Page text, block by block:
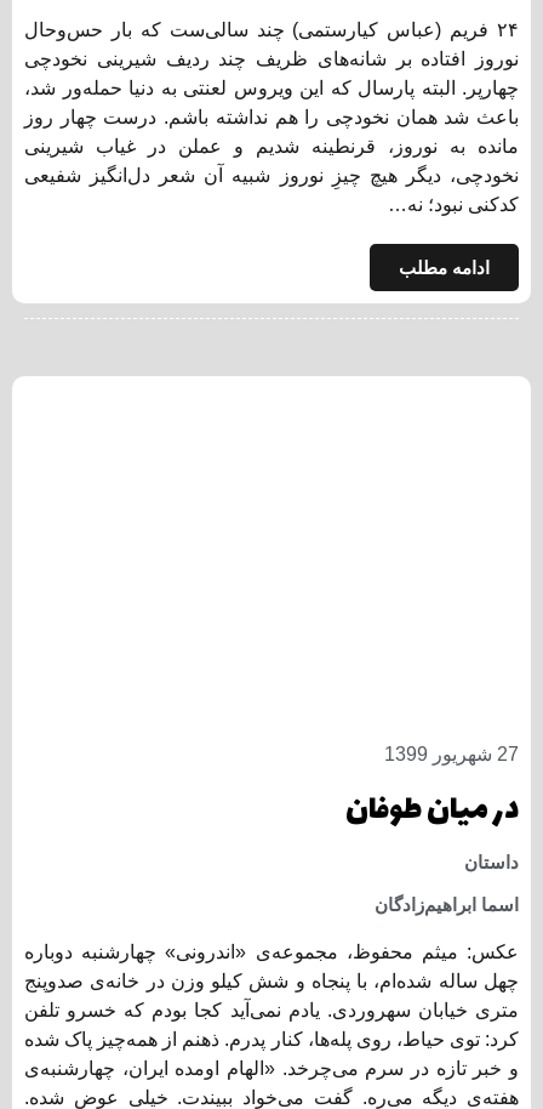
۲۴ فریم (عباس کیارستمی) چند سالی‌ست که بار حس‌و‌حال
نوروز افتاده بر شانه‌های ظریف چند ردیف شیرینی نخودچی‌
چهار‌پر. البته پارسال که این ویروس لعنتی به دنیا حمله‌ور شد،
باعث شد همان نخودچی را هم نداشته باشم. درست چهار روز
مانده به نوروز، قرنطینه شدیم و عملن در غیاب شیرینی
نخودچی، دیگر هیچ چیزِ نوروز شبیه آن شعر دل‌انگیز شفیعی
کدکنی نبود؛ نه…
ادامه مطلب
27 شهریور 1399
در میان طوفان
داستان
اسما ابراهیم‌زادگان
عکس: میثم محفوظ، مجموعه‌ی «اندرونی» چهارشنبه دوباره
چهل ساله شده‌ام، با پنجاه و شش کیلو وزن در خانه‌ی صدوپنج
متری خیابان سهروردی. یادم نمی‌‌آید کجا بودم که خسرو تلفن
کرد: توی حیاط، روی پله‌ها، کنار پدرم. ذهنم از همه‌چیز پاک شده
و خبر تازه در سرم می‌چرخد. «الهام اومده ایران، چهارشنبه‌ی
هفته‌ی دیگه می‌ره. گفت می‌خواد ببیندت. خیلی عوض شده.